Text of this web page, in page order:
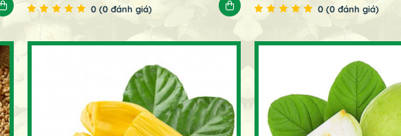
0 (0 đánh giá) 0 (0 đánh giá)